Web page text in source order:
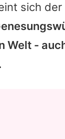
sich der
Welt -